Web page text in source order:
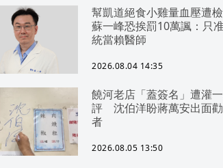
幫凱道絕食小雞量血壓遭
蘇一峰恐挨罰10萬諷：只
統當賴醫師
2026.08.04 14:35
饒河老店「蓋簽名」遭灌
評 沈伯洋盼蔣萬安出面
者
2026.08.05 13:50